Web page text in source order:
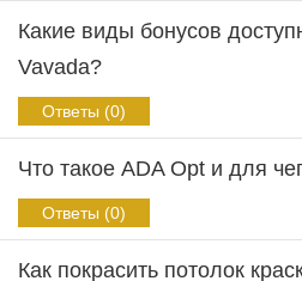
Какие виды бонусов
Vavada?
Ответы (0)
Что такое ADA Opt и для
Ответы (0)
Как покрасить потолок